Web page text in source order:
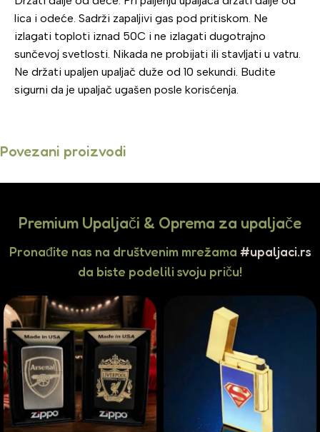
lica i odeće. Sadrži zapaljivi gas pod pritiskom. Ne
izlagati toploti iznad 50C i ne izlagati dugotrajno
sunčevoj svetlosti. Nikada ne probijati ili stavljati u vatru.
Ne držati upaljen upaljač duže od 10 sekundi. Budite
sigurni da je upaljač ugašen posle korisćenja.
Povezani proizvodi
Premium Upaljači & Oprema za upaljače
Pronađite nas na društvenim mrežama #upaljaci.rs
da biste podelili svoju priču!